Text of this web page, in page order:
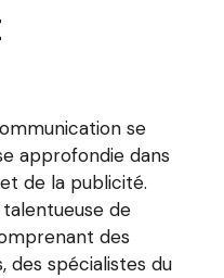
se
approfondie dans
de la publicité.
talentueuse de
des
des spécialistes du